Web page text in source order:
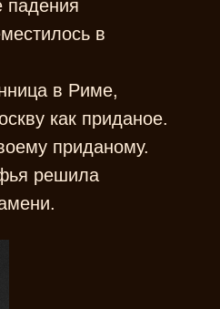
падения
в
в Риме,
как приданое.
приданому.
решила